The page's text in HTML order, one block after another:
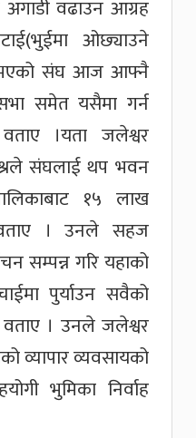
अगाडी वढाउन आग्रह
ओछ्याउने
संघ आज आफ्नै
समेत यसैमा गर्न
।यता जलेश्वर
संघलाई थप भवन
१५ लाख
। उनले सहज
सम्पन्न गरि यहाको
पुर्याउन सवैको
वताए । उनले जलेश्वर
व्यापार व्यवसायको
भुमिका निर्वाह